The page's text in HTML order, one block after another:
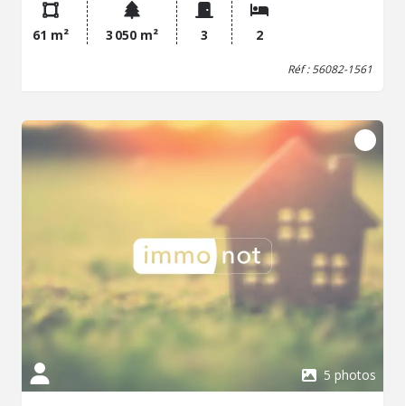
deux chambres, d'une salle d'eau, WC séparés. Une
terrasse, un jardin privatif (35m²) ainsi que deux places de
stationnement viennent compléter ce bien. A visiter sans
61 m² 3 050 m² 3 2
Réf : 56082-1561
5 photos